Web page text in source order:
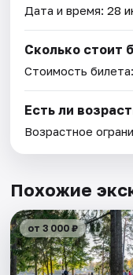
Дата и время:28
Сколько стоит
Стоимость
Есть ли
Возрастное
Похожие
от 3 000 ₽